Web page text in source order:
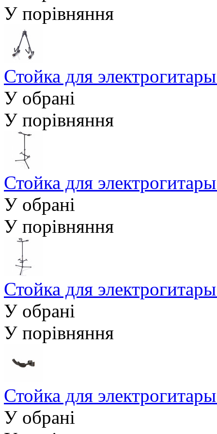
У порівняння
Стойка для
У обрані
У порівняння
Стойка для
У обрані
У порівняння
Стойка для
У обрані
У порівняння
Стойка для
У обрані